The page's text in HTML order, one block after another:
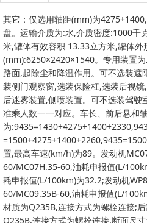
其它：仅选用轴距(mm)为
盘。运输介质为:水,介质密度:1000千
米,罐体有效容积 13.33立方米,罐体外
(mm):6250×2420×1540。专用装置
路面,起除尘和降温作用。可不选装
装侧门观察窗,选装保险杠,选装后视
后迷雾装置,侧喷装置。可不选装驾驶
准乘人数一一对应。车长、前后悬和
为
置,最高车速(km/h)为89。发动机
60/MC07H.35-60,油耗申报值(L/
耗申报值(L/100km)为32.2;发动机
60/MC09.35B-60,油耗申报值(L/
材质为Q235B,连接方式为螺栓连接;
Q235B,连接方式为螺栓连接,断面尺